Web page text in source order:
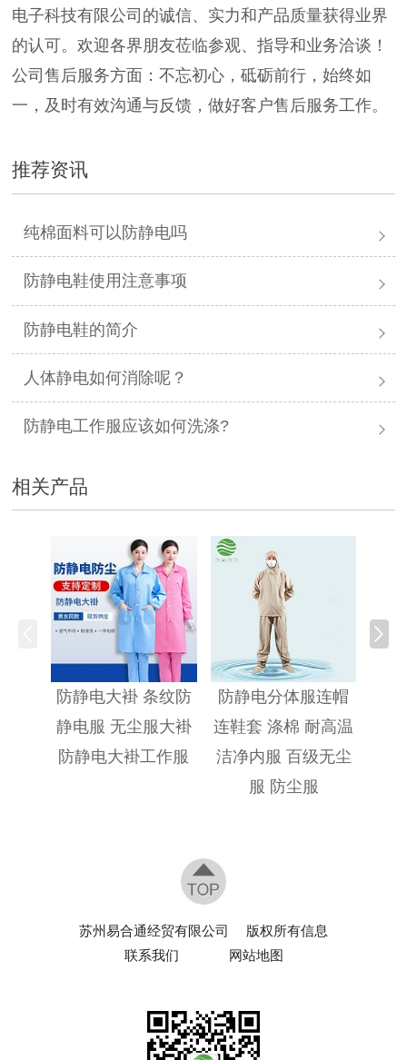
电子科技有限公司的诚信、实力和产品质量获得业界
的认可。欢迎各界朋友莅临参观、指导和业务洽谈！
公司售后服务方面：不忘初心，砥砺前行，始终如
一，及时有效沟通与反馈，做好客户售后服务工作。
推荐资讯
纯棉面料可以防静电吗
防静电鞋使用注意事项
防静电鞋的简介
人体静电如何消除呢？
防静电工作服应该如何洗涤?
相关产品
防静电大褂 条纹防
静电服 无尘服大褂
防静电大褂工作服
防静电分体服连帽
连鞋套 涤棉 耐高温
洁净内服 百级无尘
服 防尘服
防
苏州易合通经贸有限公司
版权所有信息
联系我们
网站地图